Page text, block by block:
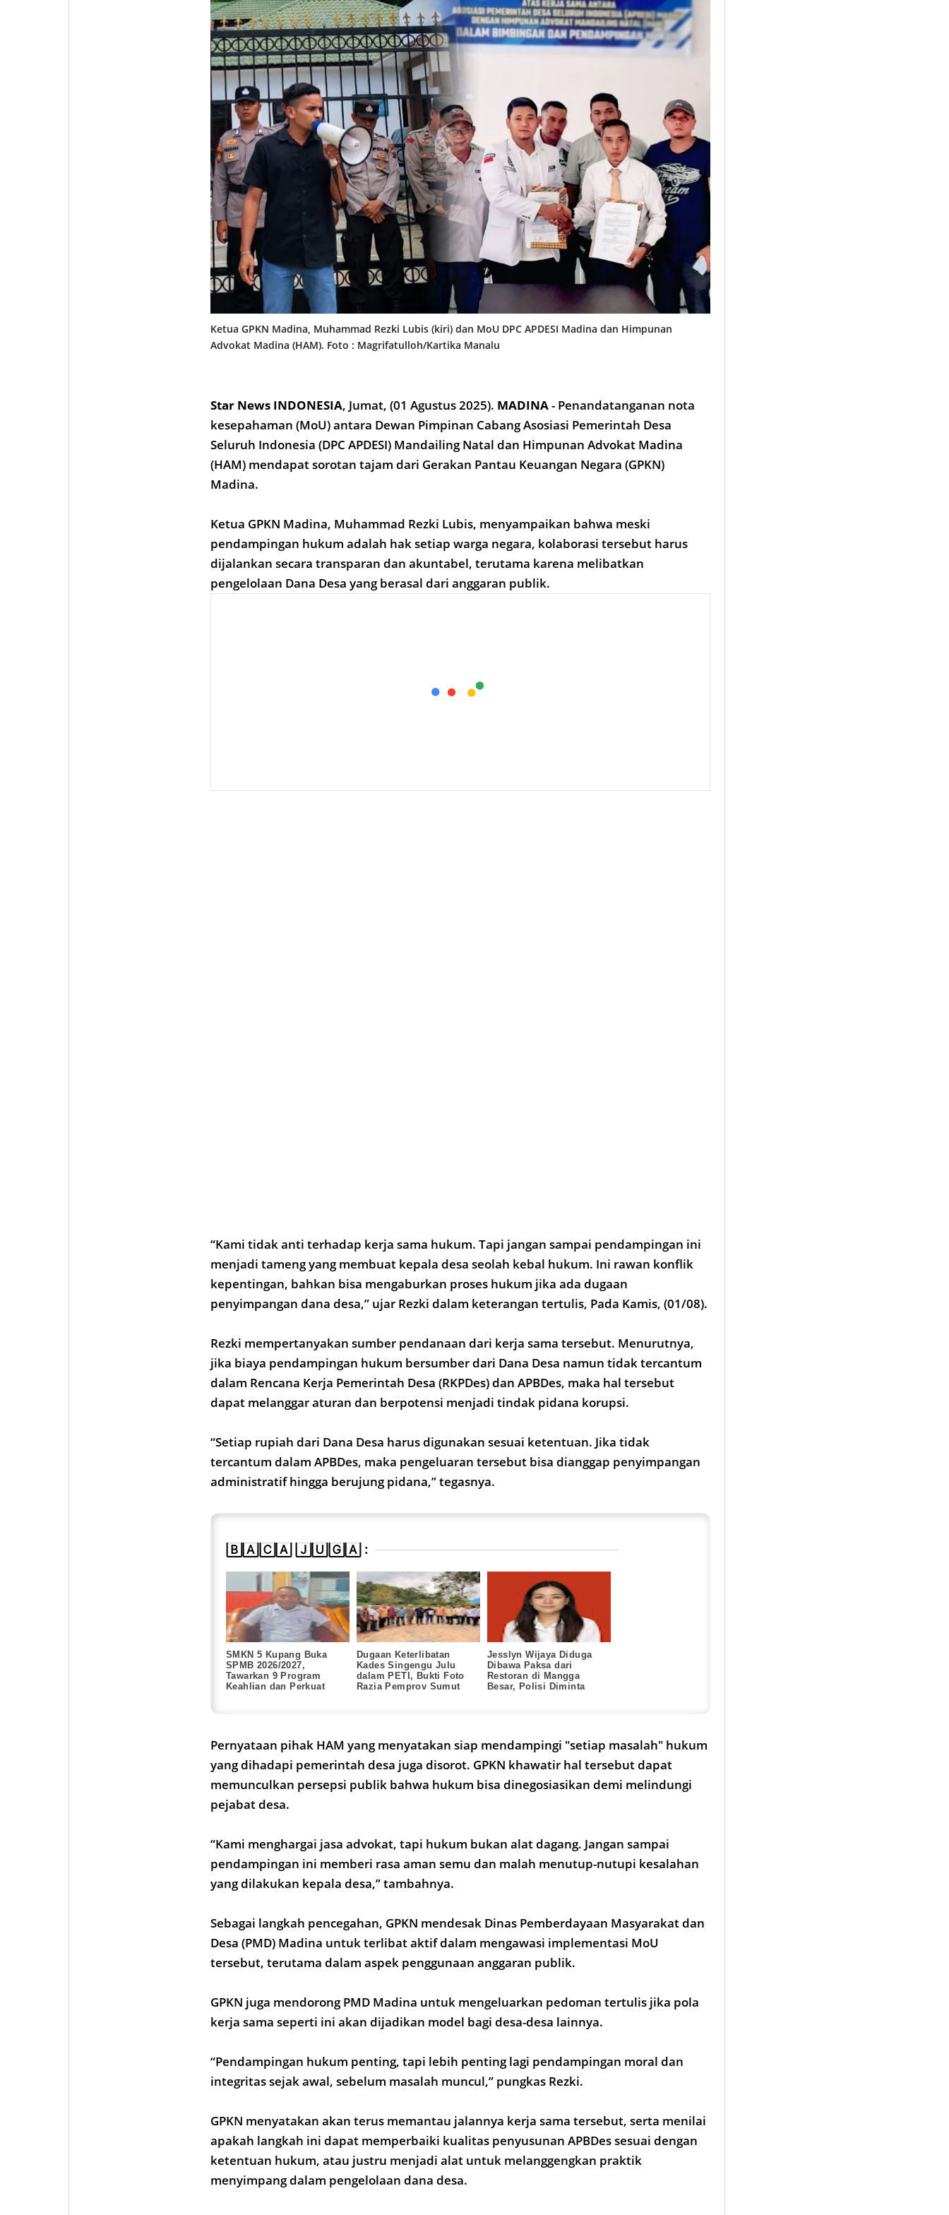
Ketua GPKN Madina, Muhammad Rezki Lubis (kiri) dan MoU DPC APDESI Madina dan Himpunan
Advokat Madina (HAM). Foto : Magrifatulloh/Kartika Manalu
Star News INDONESIA, Jumat, (01 Agustus 2025). MADINA- Penandatanganan nota
kesepahaman (MoU) antara Dewan Pimpinan Cabang Asosiasi Pemerintah Desa
Seluruh Indonesia (DPC APDESI) Mandailing Natal dan Himpunan Advokat Madina
(HAM) mendapat sorotan tajam dari Gerakan Pantau Keuangan Negara (GPKN)
Madina.
Ketua GPKN Madina, Muhammad Rezki Lubis, menyampaikan bahwa meski
pendampingan hukum adalah hak setiap warga negara, kolaborasi tersebut harus
dijalankan secara transparan dan akuntabel, terutama karena melibatkan
pengelolaan Dana Desa yang berasal dari anggaran publik.
“Kami tidak anti terhadap kerja sama hukum. Tapi jangan sampai pendampingan ini
menjadi tameng yang membuat kepala desa seolah kebal hukum. Ini rawan konflik
kepentingan, bahkan bisa mengaburkan proses hukum jika ada dugaan
penyimpangan dana desa,” ujar Rezki dalam keterangan tertulis, Pada Kamis, (01/08).
Rezki mempertanyakan sumber pendanaan dari kerja sama tersebut. Menurutnya,
jika biaya pendampingan hukum bersumber dari Dana Desa namun tidak tercantum
dalam Rencana Kerja Pemerintah Desa (RKPDes) dan APBDes, maka hal tersebut
dapat melanggar aturan dan berpotensi menjadi tindak pidana korupsi.
“Setiap rupiah dari Dana Desa harus digunakan sesuai ketentuan. Jika tidak
tercantum dalam APBDes, maka pengeluaran tersebut bisa dianggap penyimpangan
administratif hingga berujung pidana,” tegasnya.
🄱🄰🄲🄰 🄹🅄🄶🄰 :
SMKN 5 Kupang Buka
SPMB 2026/2027,
Tawarkan 9 Program
Keahlian dan Perkuat
Dugaan Keterlibatan
Kades Singengu Julu
dalam PETI, Bukti Foto
Razia Pemprov Sumut
Jesslyn Wijaya Diduga
Dibawa Paksa dari
Restoran di Mangga
Besar, Polisi Diminta
Pernyataan pihak HAM yang menyatakan siap mendampingi "setiap masalah" hukum
yang dihadapi pemerintah desa juga disorot. GPKN khawatir hal tersebut dapat
memunculkan persepsi publik bahwa hukum bisa dinegosiasikan demi melindungi
pejabat desa.
“Kami menghargai jasa advokat, tapi hukum bukan alat dagang. Jangan sampai
pendampingan ini memberi rasa aman semu dan malah menutup-nutupi kesalahan
yang dilakukan kepala desa,” tambahnya.
Sebagai langkah pencegahan, GPKN mendesak Dinas Pemberdayaan Masyarakat dan
Desa (PMD) Madina untuk terlibat aktif dalam mengawasi implementasi MoU
tersebut, terutama dalam aspek penggunaan anggaran publik.
GPKN juga mendorong PMD Madina untuk mengeluarkan pedoman tertulis jika pola
kerja sama seperti ini akan dijadikan model bagi desa-desa lainnya.
“Pendampingan hukum penting, tapi lebih penting lagi pendampingan moral dan
integritas sejak awal, sebelum masalah muncul,” pungkas Rezki.
GPKN menyatakan akan terus memantau jalannya kerja sama tersebut, serta menilai
apakah langkah ini dapat memperbaiki kualitas penyusunan APBDes sesuai dengan
ketentuan hukum, atau justru menjadi alat untuk melanggengkan praktik
menyimpang dalam pengelolaan dana desa.